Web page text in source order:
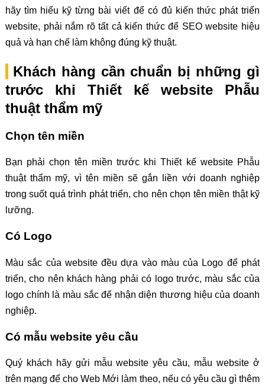
hãy tìm hiểu kỹ từng bài viết để có đủ kiến thức phát triển
website, phải nắm rõ tất cả kiến thức để SEO website hiệu
quả và hạn chế làm không đúng kỹ thuật.
Khách hàng cần chuẩn bị những gì
trước khi Thiết kế website Phẫu
thuật thẩm mỹ
Chọn tên miền
Bạn phải chọn tên miền trước khi Thiết kế website Phẫu
thuật thẩm mỹ, vì tên miền sẽ gắn liền với doanh nghiệp
trong suốt quá trình phát triển, cho nên chọn tên miền thật kỹ
lưỡng.
Có Logo
Màu sắc của website đều dựa vào màu của Logo để phát
triển, cho nên khách hàng phải có logo trước, màu sắc của
logo chính là màu sắc để nhận diện thương hiệu của doanh
nghiệp.
Có mẫu website yêu cầu
Quý khách hãy gửi mẫu website yêu cầu, mẫu website ở
trên mạng để cho Web Mới làm theo, nếu có yêu cầu gì thêm